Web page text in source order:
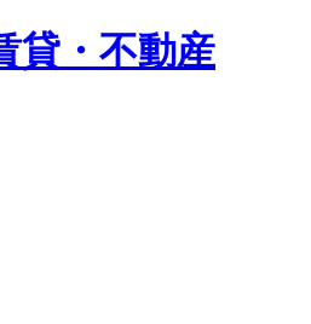
貸・不動産